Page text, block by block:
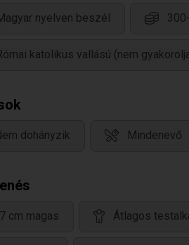
nyelven beszél
katolikus vallású (nem
dohányzik Mindenevő
cm magas Átlagos